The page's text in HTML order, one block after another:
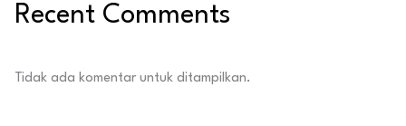
Recent Comments
Tidak ada komentar untuk ditampilkan.